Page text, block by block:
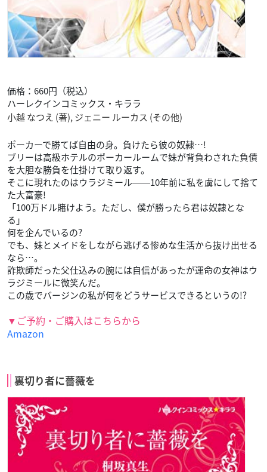
価格：660円（税込）
ハーレクインコミックス・キララ
小越 なつえ (著), ジェニー ルーカス (その他)
ポーカーで勝てば自由の身。負けたら彼の奴隷…!
ブリーは高級ホテルのポーカールームで妹が背負わされた負債
を大胆な勝負を仕掛けて取り返す。
そこに現れたのはウラジミール――10年前に私を虜にして捨て
た大富豪!
「100万ドル賭けよう。ただし、僕が勝ったら君は奴隷とな
る」
何を企んでいるの?
でも、妹とメイドをしながら逃げる惨めな生活から抜け出せる
なら…。
詐欺師だった父仕込みの腕には自信があったが運命の女神はウ
ラジミールに微笑んだ。
この歳でバージンの私が何をどうサービスできるというの!?
▼ご予約・ご購入はこちらから
Amazon
裏切り者に薔薇を